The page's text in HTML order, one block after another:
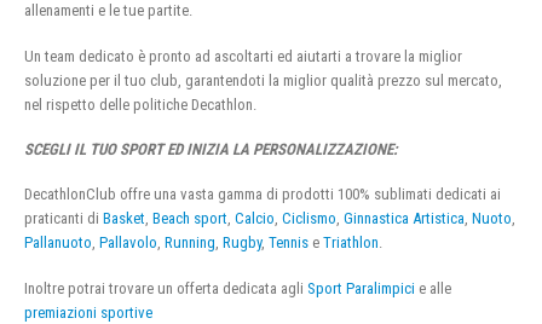
allenamenti e le tue partite.
Un team dedicato è pronto ad ascoltarti ed aiutarti a trovare la miglior
soluzione per il tuo club, garantendoti la miglior qualità prezzo sul mercato,
nel rispetto delle politiche Decathlon.
SCEGLI IL TUO SPORT ED INIZIA LA PERSONALIZZAZIONE:
DecathlonClub offre una vasta gamma di prodotti 100% sublimati dedicati ai
praticanti di Basket, Beach sport, Calcio, Ciclismo, Ginnastica Artistica, Nuoto,
Pallanuoto, Pallavolo, Running, Rugby, Tennis e Triathlon.
Inoltre potrai trovare un offerta dedicata agli Sport Paralimpici e alle
premiazioni sportive